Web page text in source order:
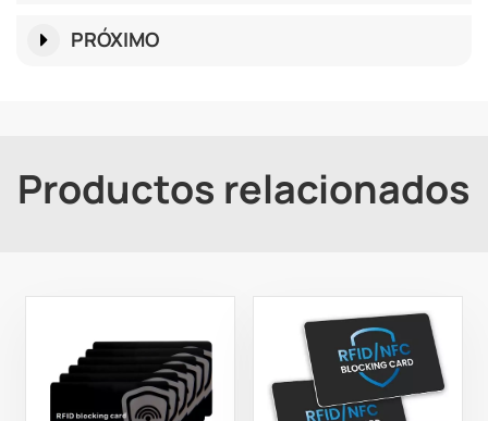
PRÓXIMO
Productos relacionados